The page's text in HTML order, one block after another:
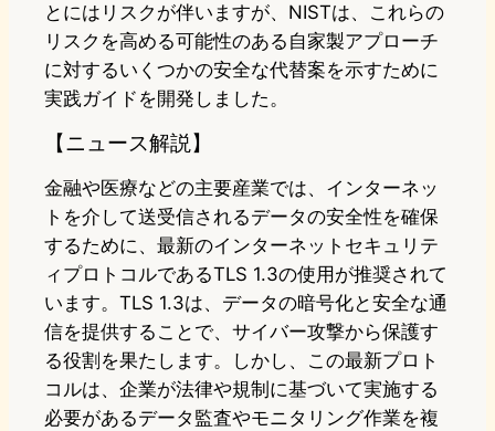
とにはリスクが伴いますが、NISTは、これらの
リスクを高める可能性のある自家製アプローチ
に対するいくつかの安全な代替案を示すために
実践ガイドを開発しました。
【ニュース解説】
金融や医療などの主要産業では、インターネッ
トを介して送受信されるデータの安全性を確保
するために、最新のインターネットセキュリテ
ィプロトコルであるTLS 1.3の使用が推奨されて
います。TLS 1.3は、データの暗号化と安全な通
信を提供することで、サイバー攻撃から保護す
る役割を果たします。しかし、この最新プロト
コルは、企業が法律や規制に基づいて実施する
必要があるデータ監査やモニタリング作業を複